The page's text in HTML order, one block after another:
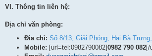
VI. Thông tin liên hệ:
Địa chỉ văn phòng:
Đia chỉ: Số 8/13, Giải Phóng, Hai Bà
Mobile: [url=tel:0982790082]0982 790 082[/